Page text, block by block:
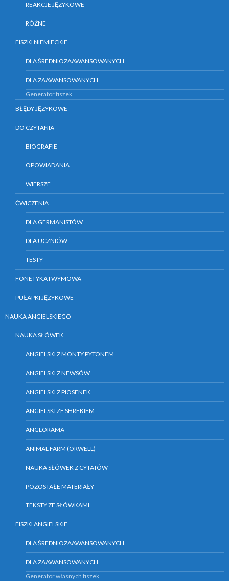
REAKCJE JĘZYKOWE
RÓŻNE
FISZKI NIEMIECKIE
DLA ŚREDNIOZAAWANSOWANYCH
DLA ZAAWANSOWANYCH
Generator fiszek
BŁĘDY JĘZYKOWE
DO CZYTANIA
BIOGRAFIE
OPOWIADANIA
WIERSZE
ĆWICZENIA
DLA GERMANISTÓW
DLA UCZNIÓW
TESTY
FONETYKA I WYMOWA
PUŁAPKI JĘZYKOWE
NAUKA ANGIELSKIEGO
NAUKA SŁÓWEK
ANGIELSKI Z MONTY PYTONEM
ANGIELSKI Z NEWSÓW
ANGIELSKI Z PIOSENEK
ANGIELSKI ZE SHREKIEM
ANGLORAMA
ANIMAL FARM (ORWELL)
NAUKA SŁÓWEK Z CYTATÓW
POZOSTAŁE MATERIAŁY
TEKSTY ZE SŁÓWKAMI
FISZKI ANGIELSKIE
DLA ŚREDNIOZAAWANSOWANYCH
DLA ZAAWANSOWANYCH
Generator własnych fiszek